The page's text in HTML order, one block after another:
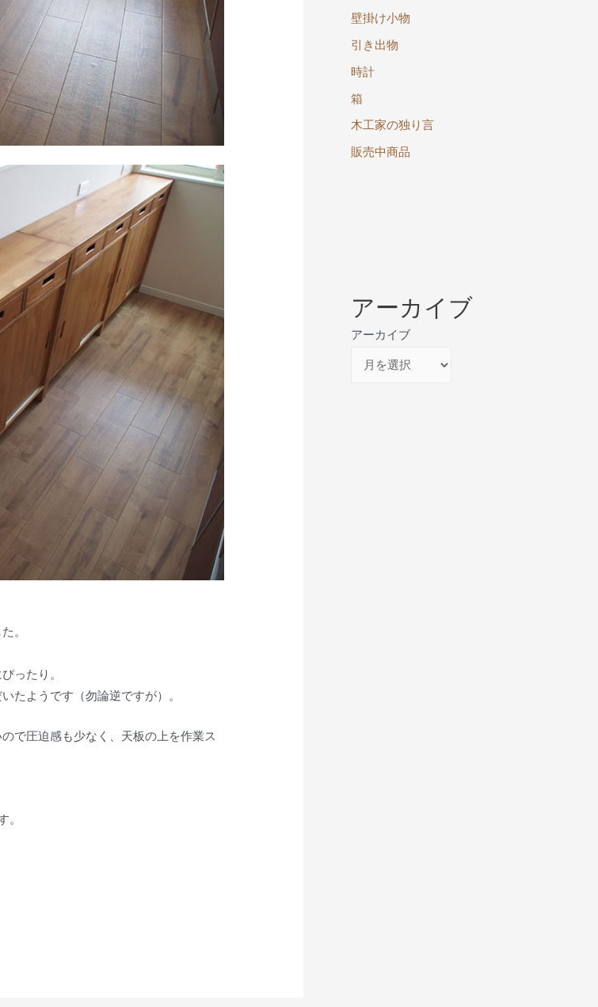
。
ったり。
たようです（勿論逆ですが）。
で圧迫感も少なく、天板の上を作業ス
壁掛け小物
引き出物
時計
箱
木工家の独り言
販売中商品
アーカイブ
アーカイブ